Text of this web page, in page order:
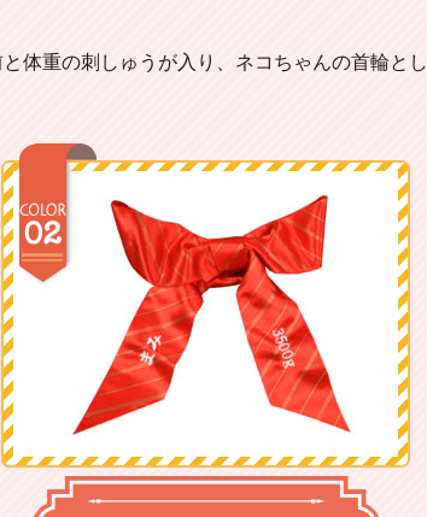
体重の刺しゅうが入り、ネコちゃんの首輪とし